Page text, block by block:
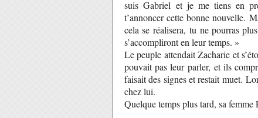
suis Gabriel et je me tiens en
t’annoncer cette bonne nouvelle.
cela se réalisera, tu ne pourras
s’accompliront en leur temps. »
Le peuple attendait Zacharie et
pouvait pas leur parler, et ils
faisait des signes et restait muet.
chez lui.
Quelque temps plus tard, sa